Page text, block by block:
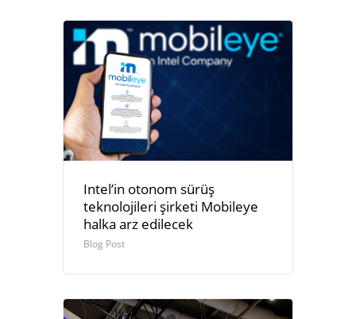
Intel’in otonom sürüş
teknolojileri şirketi Mobileye
halka arz edilecek
Blog Post